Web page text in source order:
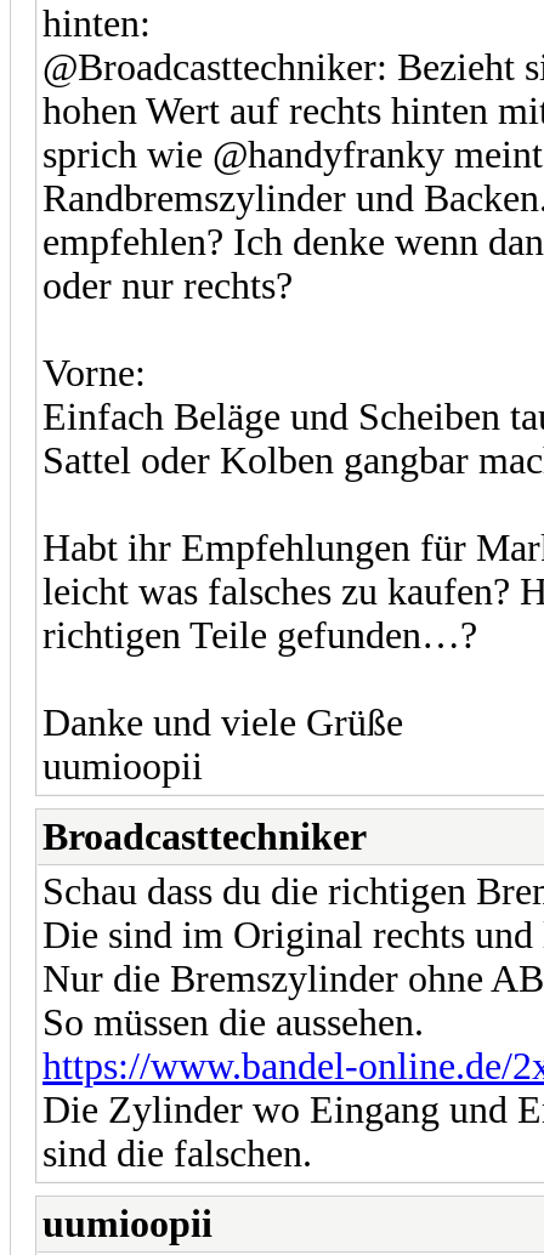
hinten:
@Broadcasttechniker: Bezieht
hohen Wert auf rechts hinten
sprich wie @handyfranky
Randbremszylinder und
empfehlen? Ich denke wenn
oder nur rechts?
Vorne:
Einfach Beläge und Scheiben
Sattel oder Kolben gangbar
Habt ihr Empfehlungen für
leicht was falsches zu kaufen?
richtigen Teile gefunden…?
Danke und viele Grüße
uumioopii
Broadcasttechniker
Schau dass du die richtigen
Die sind im Original rechts
Nur die Bremszylinder ohne
So müssen die aussehen.
https://www.bandel-online.de/
Die Zylinder wo Eingang und
sind die falschen.
uumioopii